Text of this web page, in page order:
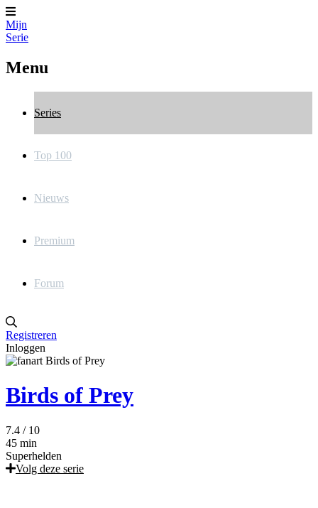
Mijn
Serie
Menu
Series
Top 100
Nieuws
Premium
Forum
Registreren
Inloggen
Birds of Prey
7.4 / 10
45 min
Superhelden
Volg deze serie